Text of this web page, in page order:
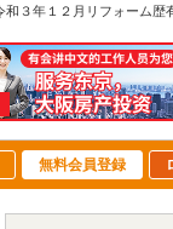
無料会員登録